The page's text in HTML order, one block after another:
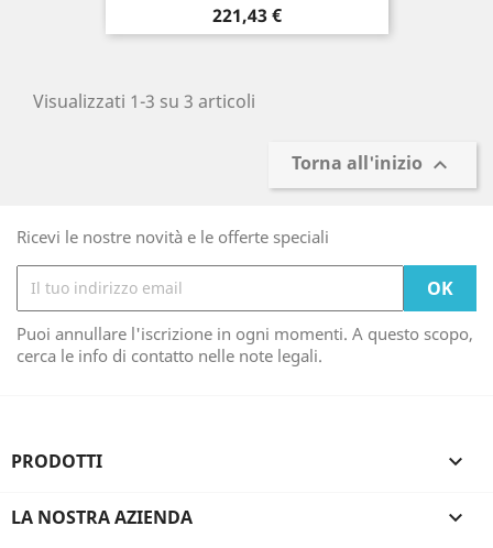
Prezzo
221,43 €
Visualizzati 1-3 su 3 articoli
Torna all'inizio 
Ricevi le nostre novità e le offerte speciali
Puoi annullare l'iscrizione in ogni momenti. A questo scopo,
cerca le info di contatto nelle note legali.
PRODOTTI 
LA NOSTRA AZIENDA 